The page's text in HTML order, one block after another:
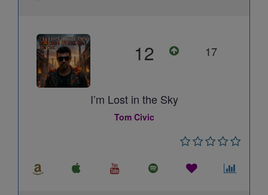
12 17
I’m Lost in the Sky
Tom Civic